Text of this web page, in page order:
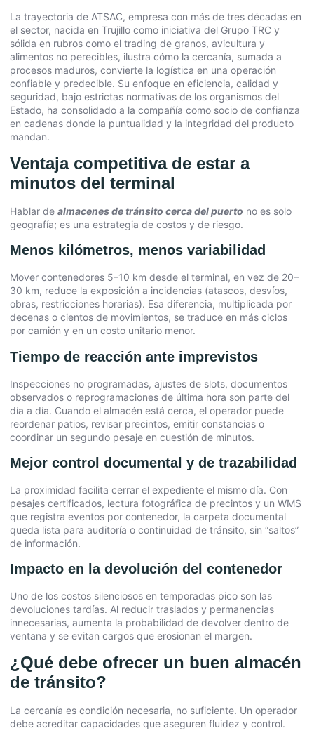
La trayectoria de ATSAC, empresa con más de tres décadas en
el sector, nacida en Trujillo como iniciativa del Grupo TRC y
sólida en rubros como el trading de granos, avicultura y
alimentos no perecibles, ilustra cómo la cercanía, sumada a
procesos maduros, convierte la logística en una operación
confiable y predecible. Su enfoque en eficiencia, calidad y
seguridad, bajo estrictas normativas de los organismos del
Estado, ha consolidado a la compañía como socio de confianza
en cadenas donde la puntualidad y la integridad del producto
mandan.
Ventaja competitiva de estar a
minutos del terminal
Hablar de almacenes de tránsito cerca del puerto no es solo
geografía; es una estrategia de costos y de riesgo.
Menos kilómetros, menos variabilidad
Mover contenedores 5–10 km desde el terminal, en vez de 20–
30 km, reduce la exposición a incidencias (atascos, desvíos,
obras, restricciones horarias). Esa diferencia, multiplicada por
decenas o cientos de movimientos, se traduce en más ciclos
por camión y en un costo unitario menor.
Tiempo de reacción ante imprevistos
Inspecciones no programadas, ajustes de slots, documentos
observados o reprogramaciones de última hora son parte del
día a día. Cuando el almacén está cerca, el operador puede
reordenar patios, revisar precintos, emitir constancias o
coordinar un segundo pesaje en cuestión de minutos.
Mejor control documental y de trazabilidad
La proximidad facilita cerrar el expediente el mismo día. Con
pesajes certificados, lectura fotográfica de precintos y un WMS
que registra eventos por contenedor, la carpeta documental
queda lista para auditoría o continuidad de tránsito, sin “saltos”
de información.
Impacto en la devolución del contenedor
Uno de los costos silenciosos en temporadas pico son las
devoluciones tardías. Al reducir traslados y permanencias
innecesarias, aumenta la probabilidad de devolver dentro de
ventana y se evitan cargos que erosionan el margen.
¿Qué debe ofrecer un buen almacén
de tránsito?
La cercanía es condición necesaria, no suficiente. Un operador
debe acreditar capacidades que aseguren fluidez y control.